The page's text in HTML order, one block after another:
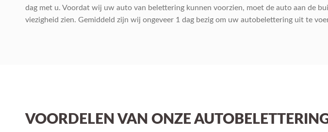
dag met u. Voordat wij uw auto van belettering kunnen voorzien, moet de auto aan de
viezigheid zien. Gemiddeld zijn wij ongeveer 1 dag bezig om uw autobelettering uit te
VOORDELEN VAN ONZE